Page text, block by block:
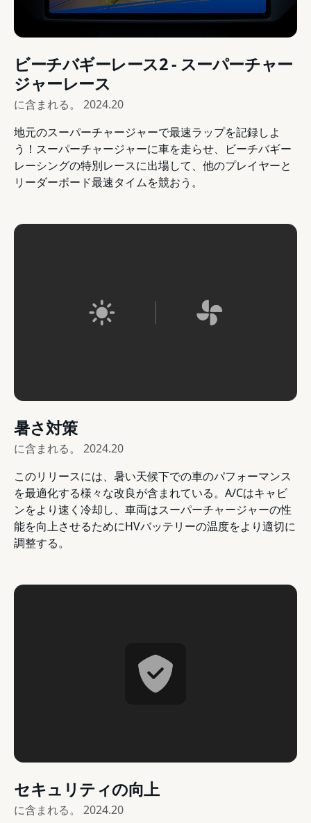
ビーチバギーレース2 - スーパーチャー
ジャーレース
に含まれる。 2024.20
地元のスーパーチャージャーで最速ラップを記録しよ
う！スーパーチャージャーに車を走らせ、ビーチバギー
レーシングの特別レースに出場して、他のプレイヤーと
リーダーボード最速タイムを競おう。
暑さ対策
に含まれる。 2024.20
このリリースには、暑い天候下での車のパフォーマンス
を最適化する様々な改良が含まれている。A/Cはキャビ
ンをより速く冷却し、車両はスーパーチャージャーの性
能を向上させるためにHVバッテリーの温度をより適切に
調整する。
セキュリティの向上
に含まれる。 2024.20